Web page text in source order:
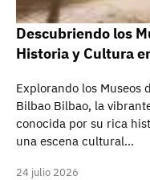
Descubriendo los
Historia y Cultura
Explorando los Museos
Bilbao Bilbao, la
conocida por su rica
una escena cultural…
24 julio 2026